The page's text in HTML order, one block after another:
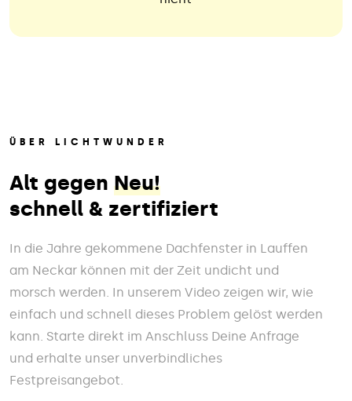
ÜBER LICHTWUNDER
Alt gegen Neu!
schnell & zertifiziert
In die Jahre gekommene Dachfenster in Lauffen
am Neckar können mit der Zeit undicht und
morsch werden. In unserem Video zeigen wir, wie
einfach und schnell dieses Problem gelöst werden
kann. Starte direkt im Anschluss Deine Anfrage
und erhalte unser unverbindliches
Festpreisangebot.